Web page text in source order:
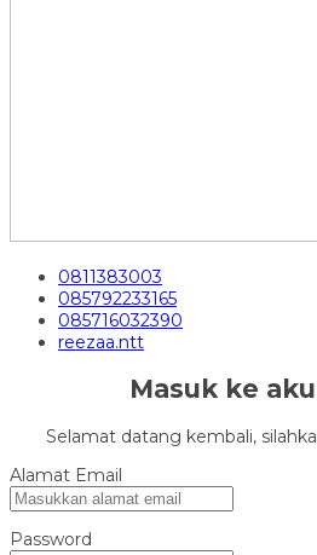
0811383003
085792233165
085716032390
reezaa.ntt
Masuk ke
Selamat datang kembali,
Alamat Email
Password